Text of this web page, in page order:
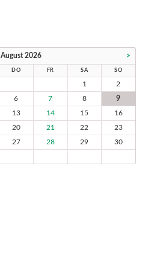
August 2026 >
DO FR SA SO
1
2
6 7 8
9
13 14 15
16
20 21 22
23
27 28 29
30